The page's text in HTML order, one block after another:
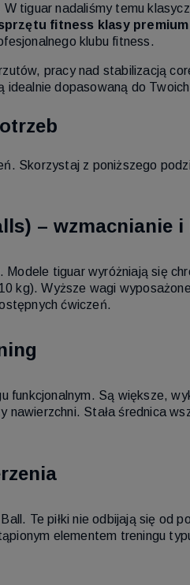
tiguar nadaliśmy temu
fitness klasy premium
klubu fitness.
pracy nad stabilizacją
idealnie dopasowaną do
Skorzystaj z poniższego
– wzmacnianie
Modele tiguar wyróżniają się
kg). Wyższe wagi
ćwiczeń.
Są większe,
Stała średnica
Te piłki nie odbijają się od
elementem treningu